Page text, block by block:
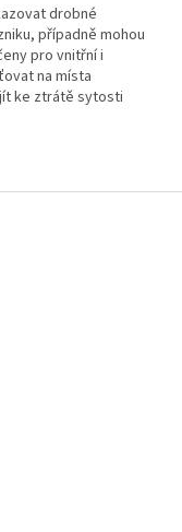
drobné
případně mohou
pro vnitřní i
na místa
ke ztrátě sytosti